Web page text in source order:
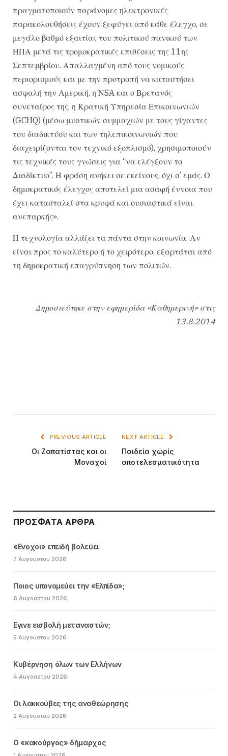
πραγματοποιούν παράνομες ηλεκτρονικές
παρακολουθήσεις έχουν ξεφύγει από κάθε έλεγχο, σε
μεγάλο βαθμό εξαιτίας του πολιτικού πανικού των
ΗΠΑ μετά τις τρομοκρατικές επιθέσεις της 11ης
Σεπτεμβρίου. Απαλλαγμένη από τους νομικούς
περιορισμούς και με την προτροπή να καταστήσει
ασφαλή την Αμερική, η ΝSA και ο Βρετανός
συνεταίρος της, η Κρατική Υπηρεσία Επικοινωνιών
(GCHQ) (μέσω μυστικών συμμαχιών με τους γίγαντες
του διαδικτύου και των τηλεπικοινωνιών που
διαχειρίζονται τον τεχνικό εξοπλισμό), χρησιμοποιούν
τις τεχνικές τους γνώσεις για “να ελέγξουν το
Διαδίκτυο”. Η φράση ανήκει σε εκείνους, όχι σ’ εμάς. Ο
δημοκρατικός έλεγχος αποτελεί μια ασαφή έννοια που
έχει κατασταλεί στα κρυφά και ουσιαστικά είναι
ανεπαρκής».
Η τεχνολογία αλλάζει τα πάντα στην κοινωνία. Αν
είναι προς το καλύτερο ή το χειρότερο, εξαρτάται από
τη δημοκρατική επαγρύπνηση των πολιτών.
Δημοσιεύτηκε στην εφημερίδα «Καθημερινή» στις
13.8.2014
PREVIOUS ARTICLE
Οι Ζαπατίστας και οι
Μοναχοί
NEXT ARTICLE
Παιδεία χωρίς
αποτελεσματικότητα
ΠΡΌΣΦΑΤΑ ΆΡΘΡΑ
«Ενοχοι» επειδή βολεύει
7 Αυγούστου 2026
Ποιος υπονομεύει την «Ελπίδα»;
6 Αυγούστου 2026
Εγινε εισβολή μεταναστών;
5 Αυγούστου 2026
Κυβέρνηση όλων των Ελλήνων
4 Αυγούστου 2026
Οι λακκούβες της αναθεώρησης
2 Αυγούστου 2026
Ο «κακούργος» δήμαρχος